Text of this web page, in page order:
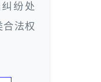
纷处
合法权